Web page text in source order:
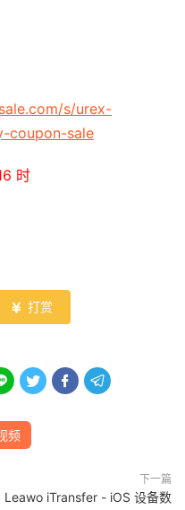
s/urex-
coupon-sale
时
 打赏
  
频
下一篇
Leawo iTransfer - iOS 设备数